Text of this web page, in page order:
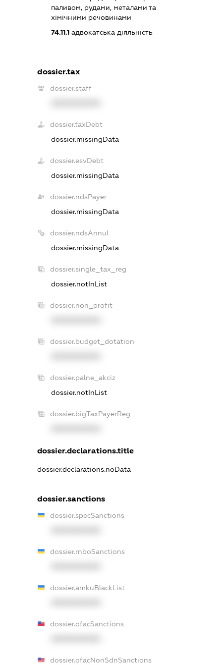
паливом, рудами, металами та
хімічними речовинами
74.11.1 адвокатська діяльність
dossier.tax
dossier.staff
dossier.taxDebt
dossier.missingData
dossier.esvDebt
dossier.missingData
dossier.ndsPayer
dossier.missingData
dossier.ndsAnnul
dossier.missingData
dossier.single_tax_reg
dossier.notInList
dossier.non_profit
dossier.budget_dotation
dossier.palne_akciz
dossier.notInList
dossier.bigTaxPayerReg
dossier.declarations.title
dossier.declarations.noData
dossier.sanctions
dossier.specSanctions
dossier.rnboSanctions
dossier.amkuBlackList
dossier.ofacSanctions
dossier.ofacNonSdnSanctions